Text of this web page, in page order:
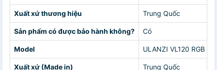
Xuất xứ thương hiệu Trung Quốc
Sản phẩm có được bảo hành không? Có
Model ULANZI VL120 RGB
Xuất xứ (Made in) Trung Quốc